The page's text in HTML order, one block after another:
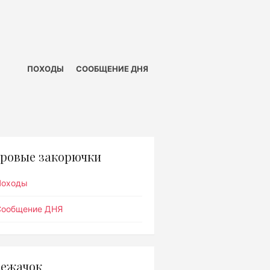
ПОХОДЫ СООБЩЕНИЕ ДНЯ
закорючки
ДНЯ